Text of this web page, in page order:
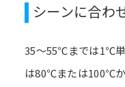
シーンに合わ
35～55℃までは1℃
は80℃または100℃か